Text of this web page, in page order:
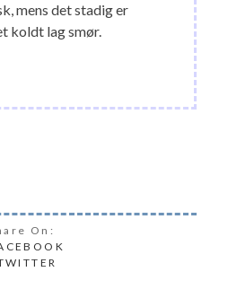
mens det stadig er
koldt lag smør.
On: